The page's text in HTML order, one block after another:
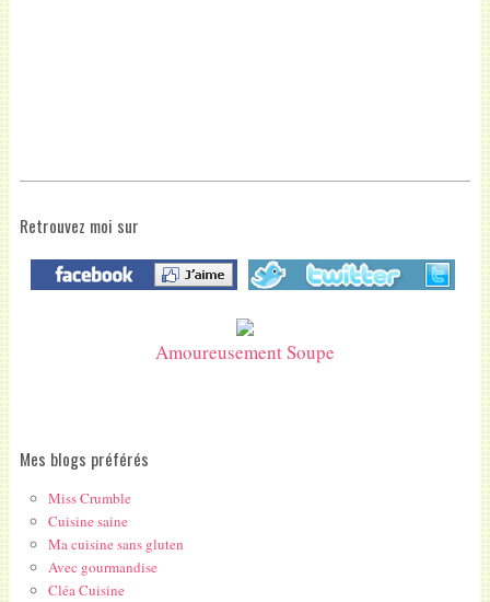
Retrouvez moi sur
Amoureusement Soupe
Mes blogs préférés
Miss Crumble
Cuisine saine
Ma cuisine sans gluten
Avec gourmandise
Cléa Cuisine